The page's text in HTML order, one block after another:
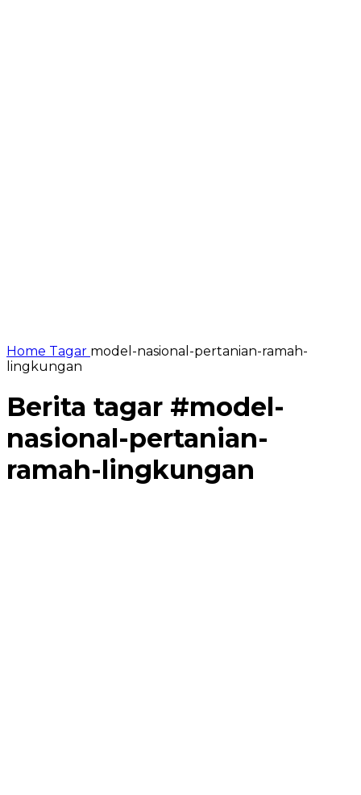
Home Tagar model-nasional-pertanian-ramah-
lingkungan
Berita tagar #model-
nasional-pertanian-
ramah-lingkungan